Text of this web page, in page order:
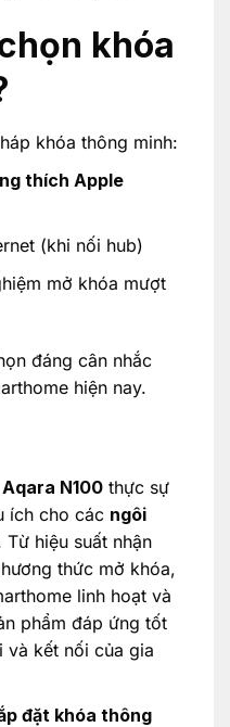
khóa
khóa thông minh:
thích Apple
(khi nối hub)
mở khóa mượt
đáng cân nhắc
hiện nay.
Aqara N100thực sự
ích cho các ngôi
Từ hiệu suất nhận
thức mở khóa,
linh hoạt và
phẩm đáp ứng tốt
và kết nối của gia
đặt khóa thông